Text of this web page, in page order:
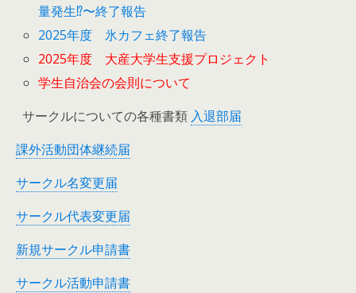
量発生⁉︎〜終了報告
2025年度 氷カフェ終了報告
2025年度 大産大学生支援プロジェクト
学生自治会の会則について
サークルについての各種書類 入退部届
課外活動団体継続届
サークル名変更届
サークル代表変更届
新規サークル申請書
サークル活動申請書